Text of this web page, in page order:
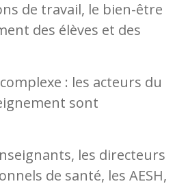
de travail, le bien-être
des élèves et des
: les acteurs du
sont
les directeurs
de santé, les AESH,